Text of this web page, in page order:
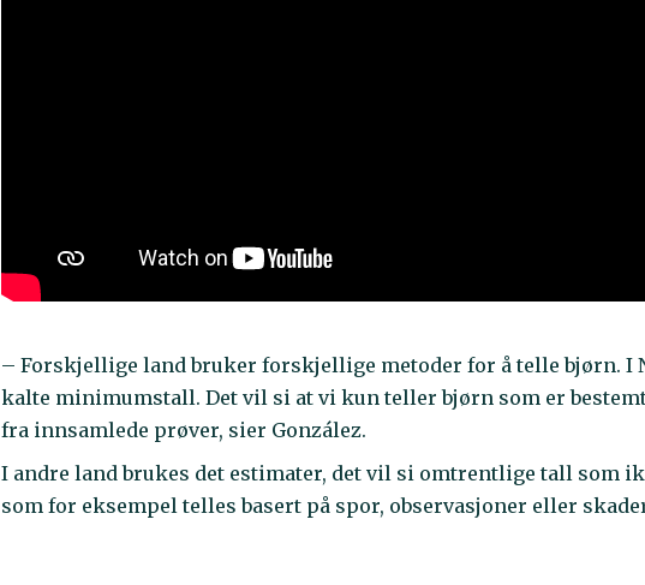
– Forskjellige land bruker forskjellige metoder for å telle bjørn. I
kalte minimumstall. Det vil si at vi kun teller bjørn som er
fra innsamlede prøver, sier González.
I andre land brukes det estimater, det vil si omtrentlige tall som
som for eksempel telles basert på spor, observasjoner eller